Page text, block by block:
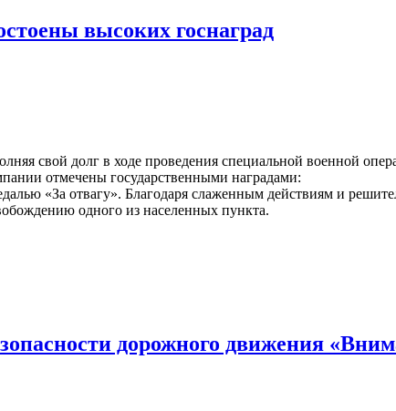
высоких госнаград
свой долг в ходе проведения специальной военной
отмечены государственными наградами:
«За отвагу». Благодаря слаженным действиям и
одного из населенных пункта.
дорожного движения